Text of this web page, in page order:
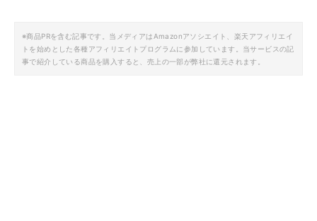
※商品PRを含む記事です。当メディアはAmazonアソシエイト、楽天アフィリエイ
トを始めとした各種アフィリエイトプログラムに参加しています。当サービスの記
事で紹介している商品を購入すると、売上の一部が弊社に還元されます。